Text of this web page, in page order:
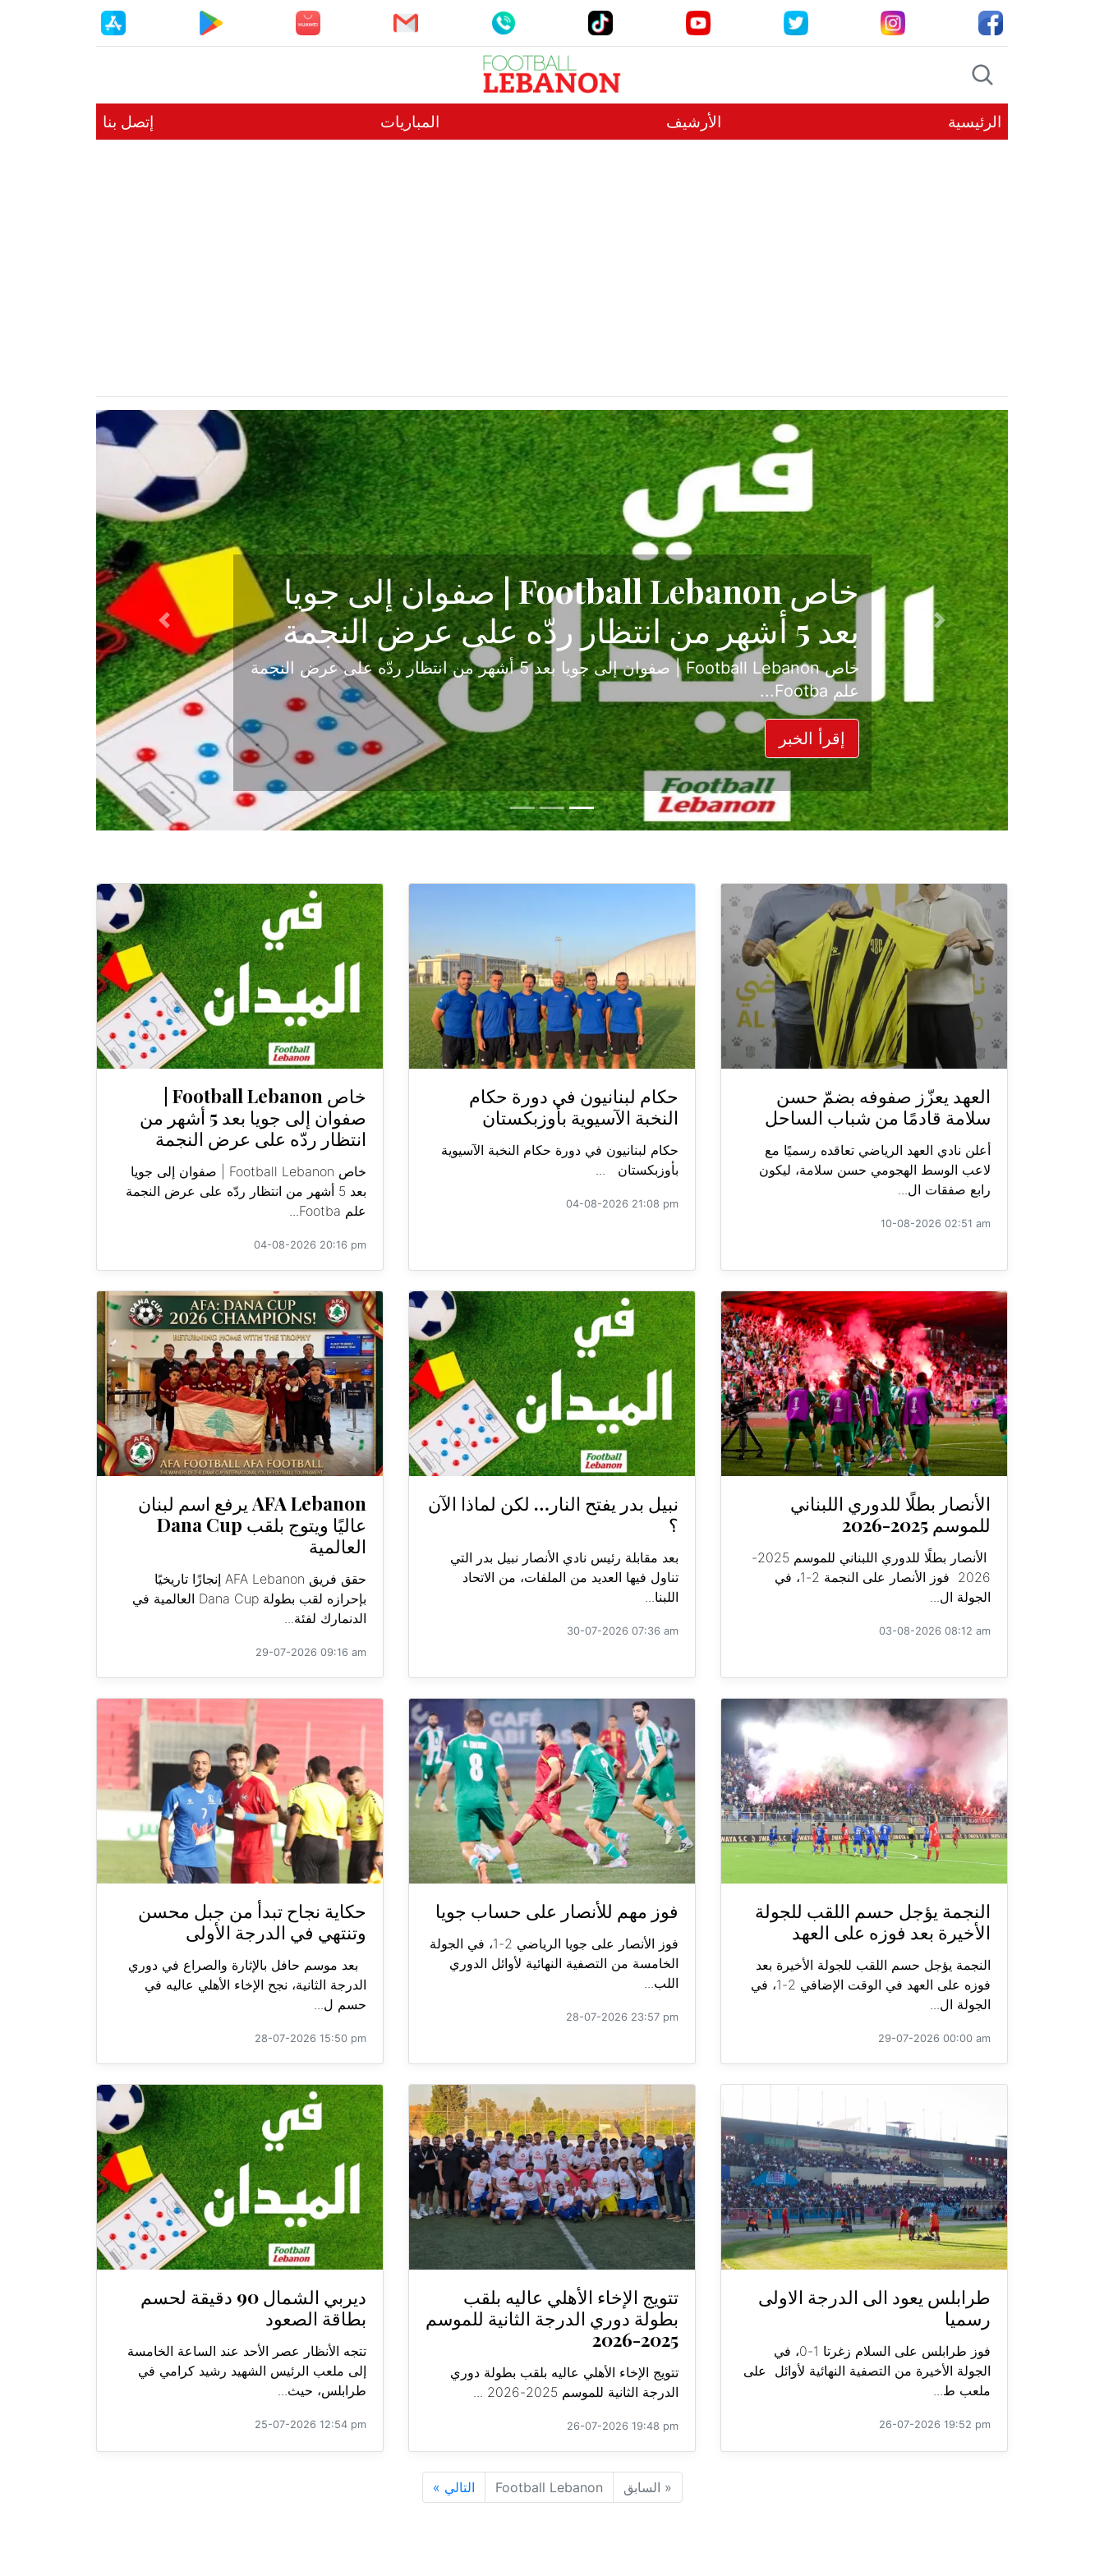
الرئيسية الأرشيف المباريات إتصل بنا
حكاية نجاح تبدأ من جبل محسن وتنتهي في
الدرجة الأولى
بعد موسم حافل بالإثارة والصراع في دوري الدرجة الثانية، نجح الإخاء الأهلي عاليه في
حسم ل...
إقرأ الخبر
Previous
Next
العهد يعزّز صفوفه بضمّ حسن
سلامة قادمًا من شباب الساحل
أعلن نادي العهد الرياضي تعاقده رسميًا مع
لاعب الوسط الهجومي حسن سلامة، ليكون
رابع صفقات ال...
10-08-2026 02:51 am
حكام لبنانيون في دورة حكام
النخبة الآسيوية بأوزبكستان
حكام لبنانيون في دورة حكام النخبة الآسيوية
بأوزبكستان ...
04-08-2026 21:08 pm
صفوان إلى جويا بعد 5 أشهر من
انتظار ردّه على عرض النجمة
خاص Football Lebanon | صفوان إلى جويا
بعد 5 أشهر من انتظار ردّه على عرض النجمة
علم Footba...
04-08-2026 20:16 pm
الأنصار بطلًا للدوري اللبناني
للموسم 2025-2026
الأنصار بطلًا للدوري اللبناني للموسم 2025-
2026 فوز الأنصار على النجمة 2-1، في
الجولة ال...
03-08-2026 08:12 am
نبيل بدر يفتح النار… لكن لماذا الآن
؟
بعد مقابلة رئيس نادي الأنصار نبيل بدر التي
تناول فيها العديد من الملفات، من الاتحاد
اللبنا...
30-07-2026 07:36 am
AFA Lebanon يرفع اسم لبنان
عاليًا ويتوج بلقب Dana Cup
العالمية
حقق فريق AFA Lebanon إنجازًا تاريخيًا
بإحرازه لقب بطولة Dana Cup العالمية في
الدنمارك لفئة...
29-07-2026 09:16 am
النجمة يؤجل حسم اللقب للجولة
الأخيرة بعد فوزه على العهد
النجمة يؤجل حسم اللقب للجولة الأخيرة بعد
فوزه على العهد في الوقت الإضافي 2-1، في
الجولة ال...
29-07-2026 00:00 am
فوز مهم للأنصار على حساب جويا
فوز الأنصار على جويا الرياضي 2-1، في الجولة
الخامسة من التصفية النهائية لأوائل الدوري
اللب...
28-07-2026 23:57 pm
حكاية نجاح تبدأ من جبل محسن
وتنتهي في الدرجة الأولى
بعد موسم حافل بالإثارة والصراع في دوري
الدرجة الثانية، نجح الإخاء الأهلي عاليه في
حسم ل...
28-07-2026 15:50 pm
طرابلس يعود الى الدرجة الاولى
رسميا
فوز طرابلس على السلام زغرتا 1-0، في
الجولة الأخيرة من التصفية النهائية لأوائل على
ملعب ط...
26-07-2026 19:52 pm
تتويج الإخاء الأهلي عاليه بلقب
بطولة دوري الدرجة الثانية للموسم
2025-2026
تتويج الإخاء الأهلي عاليه بلقب بطولة دوري
الدرجة الثانية للموسم 2025-2026 ...
26-07-2026 19:48 pm
ديربي الشمال 90 دقيقة لحسم
بطاقة الصعود
تتجه الأنظار عصر الأحد عند الساعة الخامسة
إلى ملعب الرئيس الشهيد رشيد كرامي في
طرابلس، حيث...
25-07-2026 12:54 pm
« السابق Football Lebanon التالي »